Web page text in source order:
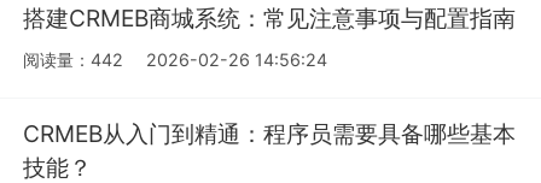
搭建CRMEB商城系统：常见注意事项与配置指南
阅读量：442 2026-02-26 14:56:24
CRMEB从入门到精通：程序员需要具备哪些基本
技能？